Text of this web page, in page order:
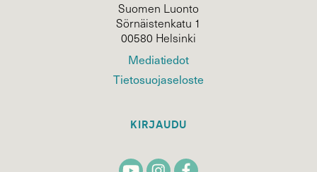
Suomen Luonto
Sörnäistenkatu 1
00580 Helsinki
Mediatiedot
Tietosuojaseloste
KIRJAUDU